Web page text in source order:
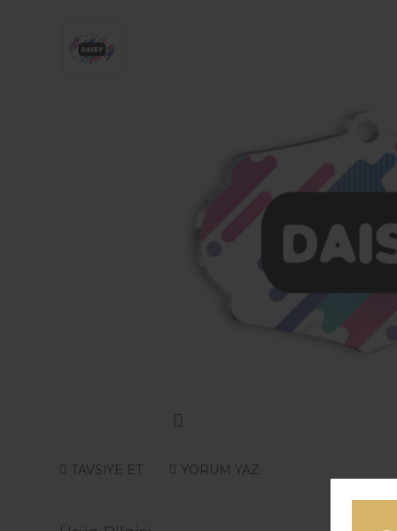
TAVSİYE ET YORUM YAZ